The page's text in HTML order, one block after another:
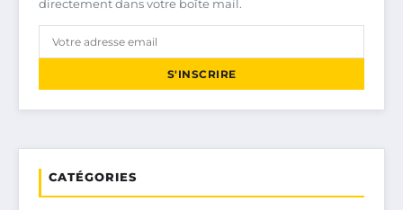
directement dans votre boîte mail.
S'INSCRIRE
CATÉGORIES